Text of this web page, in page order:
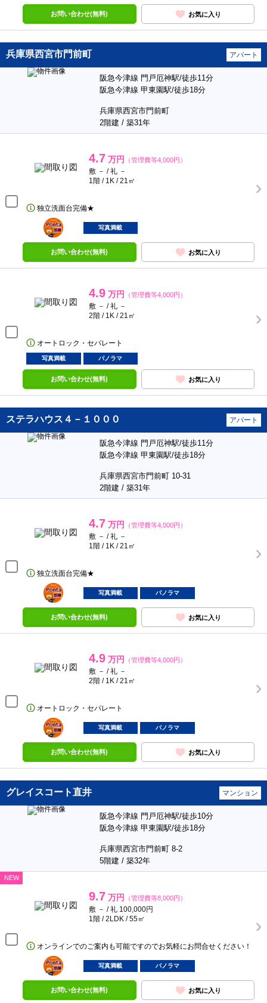
お問い合わせ(無料) お気に入り
兵庫県西宮市門前町 アパート
阪急今津線 門戸厄神駅/徒歩11分
阪急今津線 甲東園駅/徒歩18分
兵庫県西宮市門前町
2階建 / 築31年
4.7 万円 （管理費等4,000円）
敷 － / 礼 －
1階 / 1K / 21㎡
独立洗面台完備★
ポンタ
部屋
写真満載
お問い合わせ(無料) お気に入り
4.9 万円 （管理費等4,000円）
敷 － / 礼 －
2階 / 1K / 21㎡
オートロック・セパレート
写真満載 パノラマ
お問い合わせ(無料) お気に入り
ステラハウス４－１０００ アパート
阪急今津線 門戸厄神駅/徒歩11分
阪急今津線 甲東園駅/徒歩18分
兵庫県西宮市門前町 10-31
2階建 / 築31年
4.7 万円 （管理費等4,000円）
敷 － / 礼 －
1階 / 1K / 21㎡
独立洗面台完備★
ポンタ
部屋
写真満載 パノラマ
お問い合わせ(無料) お気に入り
4.9 万円 （管理費等4,000円）
敷 － / 礼 －
2階 / 1K / 21㎡
オートロック・セパレート
ポンタ
部屋
写真満載 パノラマ
お問い合わせ(無料) お気に入り
グレイスコート直井 マンション
阪急今津線 門戸厄神駅/徒歩10分
阪急今津線 甲東園駅/徒歩18分
兵庫県西宮市門前町 8-2
5階建 / 築32年
NEW
9.7 万円 （管理費等8,000円）
敷 － / 礼 100,000円
1階 / 2LDK / 55㎡
オンラインでのご案内も可能ですのでお気軽にお問合せください！
ポンタ
部屋
写真満載 パノラマ
お問い合わせ(無料) お気に入り